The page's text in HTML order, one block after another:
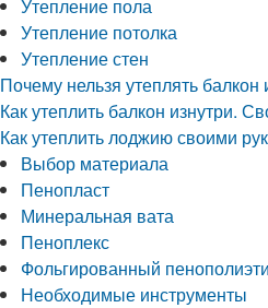
Утепление пола
Утепление потолка
Утепление стен
Почему нельзя утеплять балкон
Как утеплить балкон изнутри.
Как утеплить лоджию своими
Выбор материала
Пенопласт
Минеральная вата
Пеноплекс
Фольгированный
Необходимые инструменты